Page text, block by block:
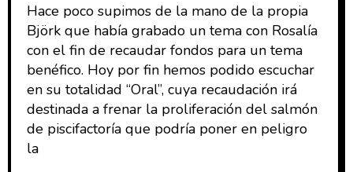
Hace poco supimos de la mano de la propia
Björk que había grabado un tema con Rosalía
con el fin de recaudar fondos para un tema
benéfico. Hoy por fin hemos podido escuchar
en su totalidad “Oral”, cuya recaudación irá
destinada a frenar la proliferación del salmón
de piscifactoría que podría poner en peligro
la